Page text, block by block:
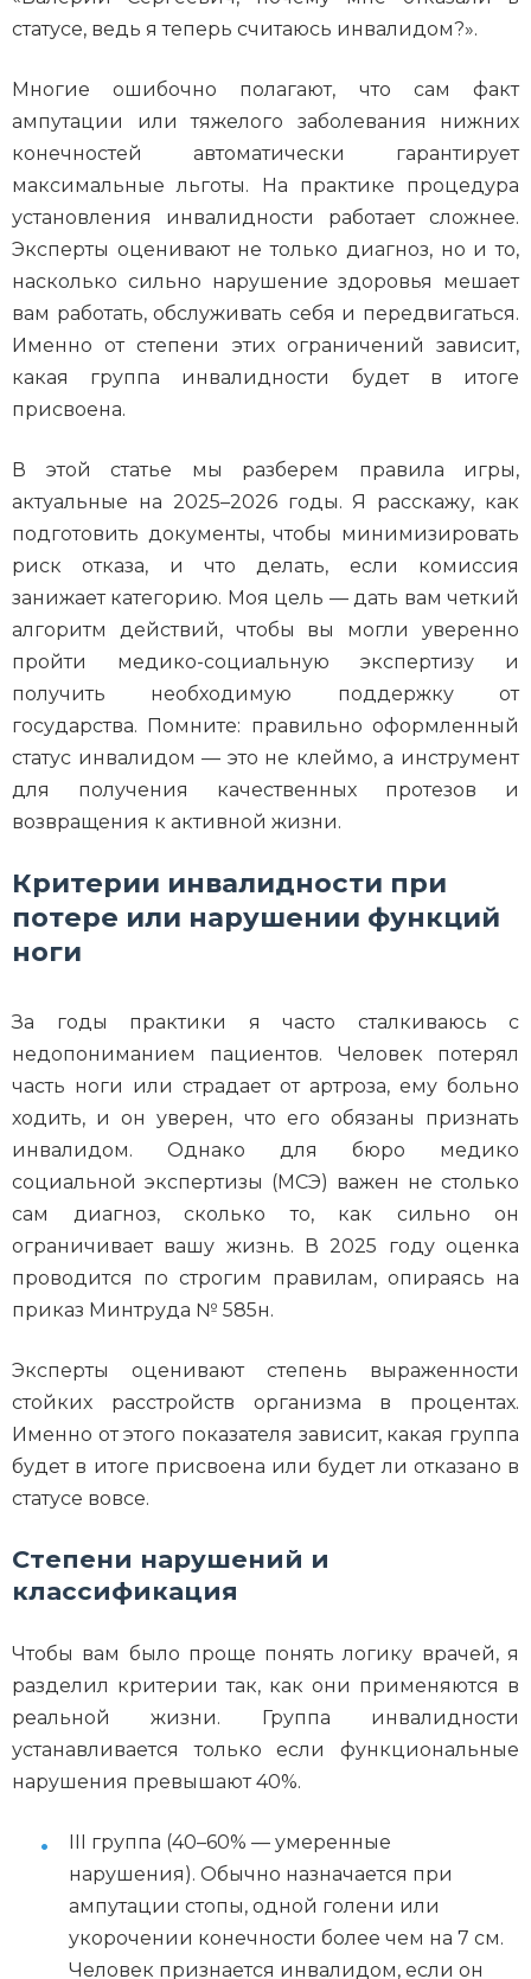
статусе, ведь я теперь считаюсь инвалидом?».
Многие ошибочно полагают, что сам факт
ампутации или тяжелого заболевания нижних
конечностей автоматически гарантирует
максимальные льготы. На практике процедура
установления инвалидности работает сложнее.
Эксперты оценивают не только диагноз, но и то,
насколько сильно нарушение здоровья мешает
вам работать, обслуживать себя и передвигаться.
Именно от степени этих ограничений зависит,
какая группа инвалидности будет в итоге
присвоена.
В этой статье мы разберем правила игры,
актуальные на 2025–2026 годы. Я расскажу, как
подготовить документы, чтобы минимизировать
риск отказа, и что делать, если комиссия
занижает категорию. Моя цель — дать вам четкий
алгоритм действий, чтобы вы могли уверенно
пройти медико-социальную экспертизу и
получить необходимую поддержку от
государства. Помните: правильно оформленный
статус инвалидом — это не клеймо, а инструмент
для получения качественных протезов и
возвращения к активной жизни.
Критерии инвалидности при
потере или нарушении функций
ноги
За годы практики я часто сталкиваюсь с
недопониманием пациентов. Человек потерял
часть ноги или страдает от артроза, ему больно
ходить, и он уверен, что его обязаны признать
инвалидом. Однако для бюро медико
социальной экспертизы (МСЭ) важен не столько
сам диагноз, сколько то, как сильно он
ограничивает вашу жизнь. В 2025 году оценка
проводится по строгим правилам, опираясь на
приказ Минтруда № 585н.
Эксперты оценивают степень выраженности
стойких расстройств организма в процентах.
Именно от этого показателя зависит, какая группа
будет в итоге присвоена или будет ли отказано в
статусе вовсе.
Степени нарушений и
классификация
Чтобы вам было проще понять логику врачей, я
разделил критерии так, как они применяются в
реальной жизни. Группа инвалидности
устанавливается только если функциональные
нарушения превышают 40%.
III группа (40–60% — умеренные
нарушения). Обычно назначается при
ампутации стопы, одной голени или
укорочении конечности более чем на 7 см.
Человек признается инвалидом, если он